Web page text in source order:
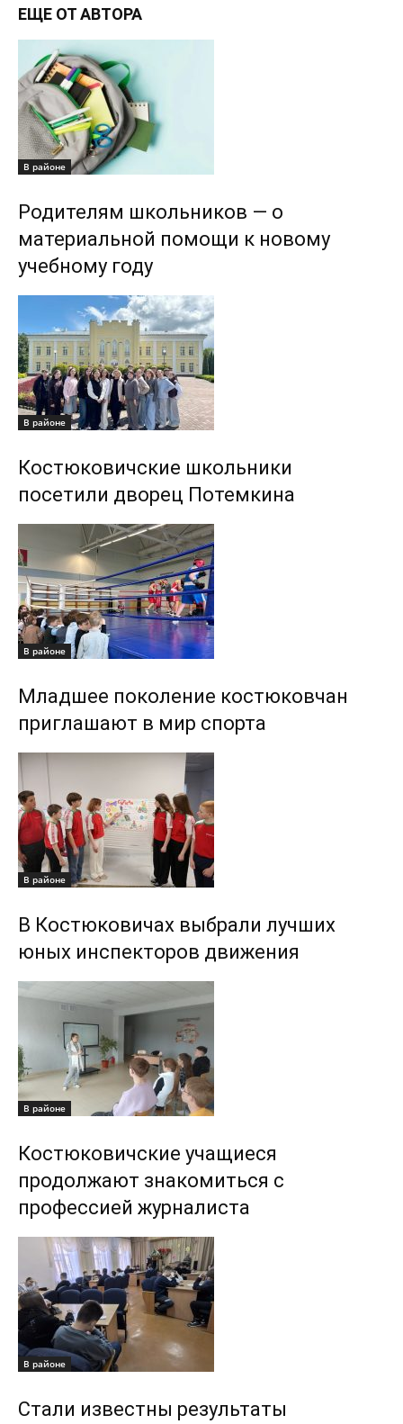
ЕЩЕ ОТ АВТОРА
В районе
Родителям школьников — о
материальной помощи к новому
учебному году
В районе
Костюковичские школьники
посетили дворец Потемкина
В районе
Младшее поколение костюковчан
приглашают в мир спорта
В районе
В Костюковичах выбрали лучших
юных инспекторов движения
В районе
Костюковичские учащиеся
продолжают знакомиться с
профессией журналиста
В районе
Стали известны результаты